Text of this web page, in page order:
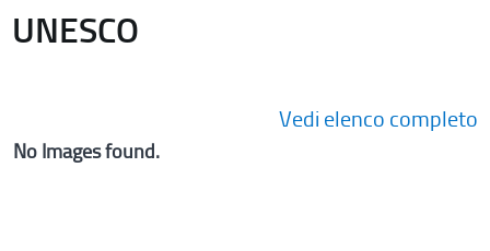
UNESCO
Vedi elenco completo
No Images found.